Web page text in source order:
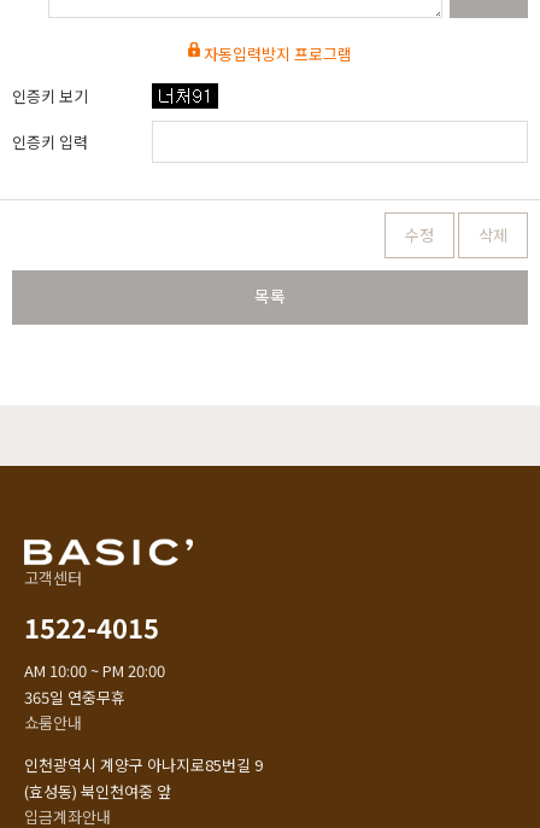
자동입력방지 프로그램
인증키 보기
인증키 입력
수정 삭제
목록
고객센터
1522-4015
AM 10:00 ~ PM 20:00
365일 연중무휴
쇼룸안내
인천광역시 계양구 아나지로85번길 9
(효성동) 북인천여중 앞
입금계좌안내